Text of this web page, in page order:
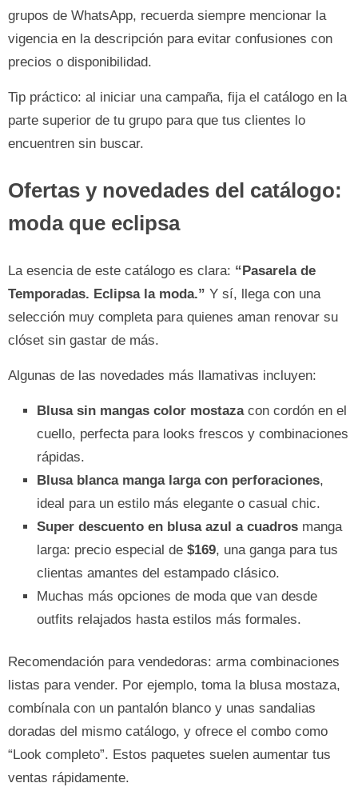
grupos de WhatsApp, recuerda siempre mencionar la
vigencia en la descripción para evitar confusiones con
precios o disponibilidad.
Tip práctico: al iniciar una campaña, fija el catálogo en la
parte superior de tu grupo para que tus clientes lo
encuentren sin buscar.
Ofertas y novedades del catálogo:
moda que eclipsa
La esencia de este catálogo es clara: “Pasarela de
Temporadas. Eclipsa la moda.” Y sí, llega con una
selección muy completa para quienes aman renovar su
clóset sin gastar de más.
Algunas de las novedades más llamativas incluyen:
Blusa sin mangas color mostazacon cordón en el
cuello, perfecta para looks frescos y combinaciones
rápidas.
Blusa blanca manga larga con perforaciones,
ideal para un estilo más elegante o casual chic.
Super descuento en blusa azul a cuadros manga
larga: precio especial de $169, una ganga para tus
clientas amantes del estampado clásico.
Muchas más opciones de moda que van desde
outfits relajados hasta estilos más formales.
Recomendación para vendedoras: arma combinaciones
listas para vender. Por ejemplo, toma la blusa mostaza,
combínala con un pantalón blanco y unas sandalias
doradas del mismo catálogo, y ofrece el combo como
“Look completo”. Estos paquetes suelen aumentar tus
ventas rápidamente.